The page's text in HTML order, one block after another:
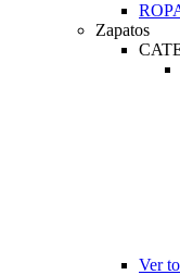
Zapatos
Ver